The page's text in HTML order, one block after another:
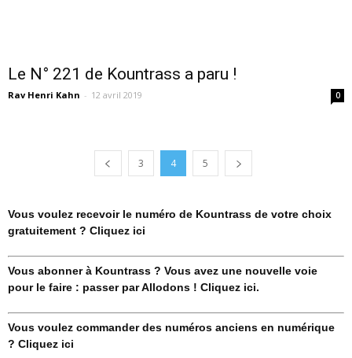
Le N° 221 de Kountrass a paru !
Rav Henri Kahn - 12 avril 2019 0
3 4 5
Vous voulez recevoir le numéro de Kountrass de votre choix
gratuitement ? Cliquez ici
Vous abonner à Kountrass ? Vous avez une nouvelle voie
pour le faire : passer par Allodons ! Cliquez ici.
Vous voulez commander des numéros anciens en numérique
? Cliquez ici